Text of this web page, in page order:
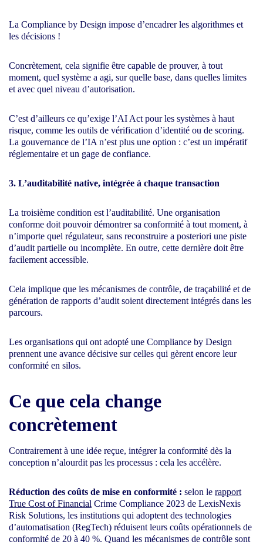
La Compliance by Design impose d’encadrer les algorithmes et
les décisions !
Concrètement, cela signifie être capable de prouver, à tout
moment, quel système a agi, sur quelle base, dans quelles limites
et avec quel niveau d’autorisation.
C’est d’ailleurs ce qu’exige l’AI Act pour les systèmes à haut
risque, comme les outils de vérification d’identité ou de scoring.
La gouvernance de l’IA n’est plus une option : c’est un impératif
réglementaire et un gage de confiance.
3. L’auditabilité native, intégrée à chaque transaction
La troisième condition est l’auditabilité. Une organisation
conforme doit pouvoir démontrer sa conformité à tout moment, à
n’importe quel régulateur, sans reconstruire a posteriori une piste
d’audit partielle ou incomplète. En outre, cette dernière doit être
facilement accessible.
Cela implique que les mécanismes de contrôle, de traçabilité et de
génération de rapports d’audit soient directement intégrés dans les
parcours.
Les organisations qui ont adopté une Compliance by Design
prennent une avance décisive sur celles qui gèrent encore leur
conformité en silos.
Ce que cela change
concrètement
Contrairement à une idée reçue, intégrer la conformité dès la
conception n’alourdit pas les processus : cela les accélère.
Réduction des coûts de mise en conformité : selon le rapport
True Cost of Financial Crime Compliance 2023 de LexisNexis
Risk Solutions, les institutions qui adoptent des technologies
d’automatisation (RegTech) réduisent leurs coûts opérationnels de
conformité de 20 à 40 %. Quand les mécanismes de contrôle sont